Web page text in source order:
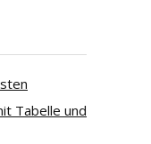
Tabelle und